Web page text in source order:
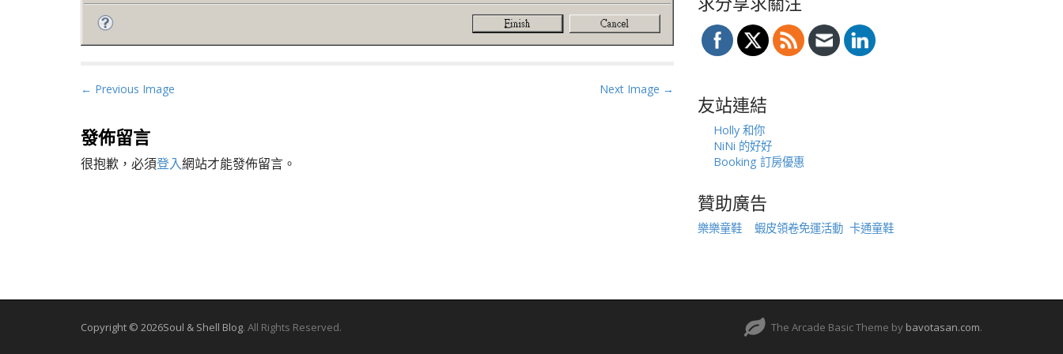
P
s
t
n
i
n
← Previous Image Next Image →
發佈留言
很抱歉，必須登入網站才能發佈留言。
友站連結
Holly 和你
NiNi 的好好
Booking 訂房優惠
贊助廣告
樂樂童鞋 蝦皮領卷免運活動 卡通童鞋
Copyright © 2026Soul & Shell Blog. All Rights Reserved. The Arcade Basic Theme by bavotasan.com.